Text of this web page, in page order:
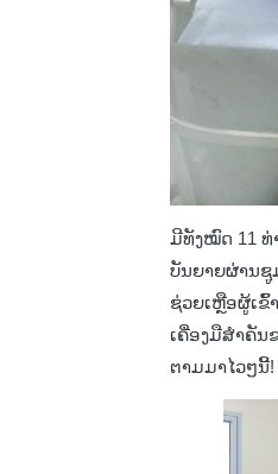
ມີທັງໝົດ 11 ທ່
ບັນຍາຍຜ່ານຊູ
ຊ່ວຍເຫຼືອຜູ້ເຂົ້
ເຄື່ອງມືສຳຄັນ
ຕາມມາໄວໆນີ້!